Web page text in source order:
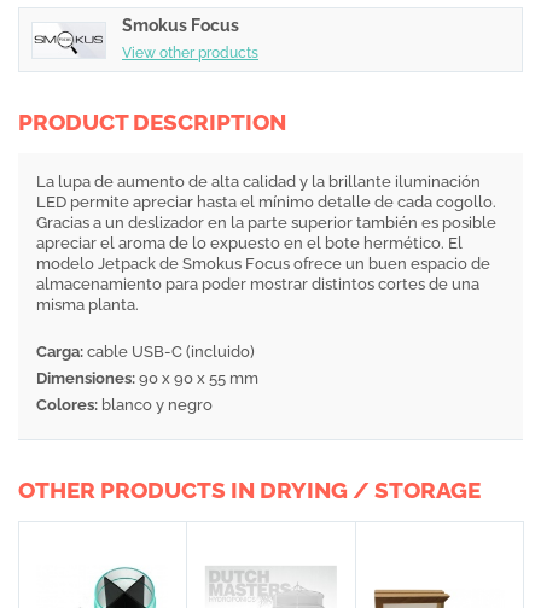
Smokus Focus
View other products
PRODUCT DESCRIPTION
La lupa de aumento de alta calidad y la brillante iluminación
LED permite apreciar hasta el mínimo detalle de cada cogollo.
Gracias a un deslizador en la parte superior también es posible
apreciar el aroma de lo expuesto en el bote hermético. El
modelo Jetpack de Smokus Focus ofrece un buen espacio de
almacenamiento para poder mostrar distintos cortes de una
misma planta.
Carga: cable USB-C (incluido)
Dimensiones: 90 x 90 x 55 mm
Colores: blanco y negro
OTHER PRODUCTS IN DRYING / STORAGE